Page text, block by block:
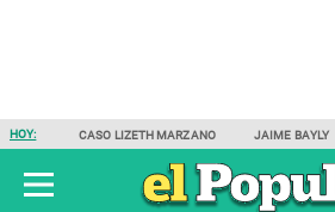
HOY: CASO LIZETH MARZANO JAIME BAYLY